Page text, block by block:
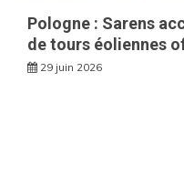
Pologne : Sarens
de tours éoliennes
29 juin 2026